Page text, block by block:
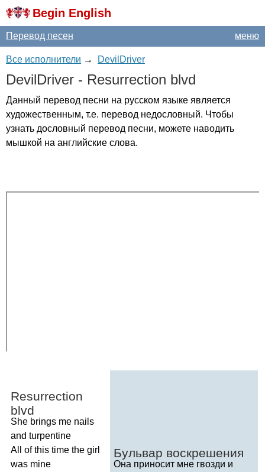
Begin English
меню
Перевод песен
Все исполнители → DevilDriver
DevilDriver - Resurrection blvd
Данный перевод песни на русском языке является
художественным, т.е. перевод недословный. Чтобы
узнать дословный перевод песни, можете наводить
мышкой на английские слова.
Resurrection
blvd
She brings me nails
and turpentine
All
of this time the girl
was mine
Бульвар воскрешения
Она приносит мне гвозди и